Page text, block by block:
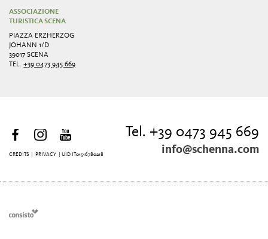
ASSOCIAZIONE
TURISTICA SCENA
PIAZZA ERZHERZOG
JOHANN 1/D
39017 SCENA
TEL.+39 0473 945 669
Tel. +39 0473 945 669
info@schenna.com
CREDITS PRIVACY | UID IT01516780218